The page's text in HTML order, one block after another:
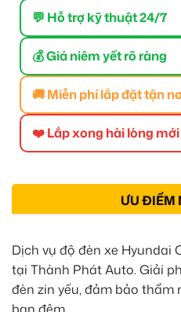
💬 Hỗ trợ kỹ thuật 24/7
💰 Giá niêm yết rõ ràng
🚚 Miễn phí lắp đặt tận
❤️ Lắp xong hài lòng
ƯU ĐIỂM
Dịch vụ độ đèn xe Hyundai
tại Thành Phát Auto. Giải
đèn zin yếu, đảm bảo thẩm